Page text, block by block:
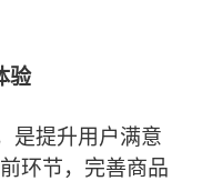
验
是提升用户满意
环节，完善商品